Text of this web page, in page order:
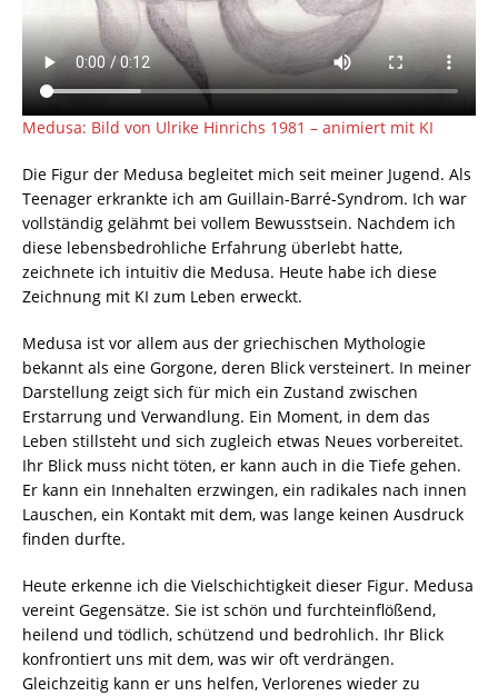
Medusa: Bild von Ulrike Hinrichs 1981 – animiert mit KI
Die Figur der Medusa begleitet mich seit meiner Jugend. Als
Teenager erkrankte ich am Guillain-Barré-Syndrom. Ich war
vollständig gelähmt bei vollem Bewusstsein. Nachdem ich
diese lebensbedrohliche Erfahrung überlebt hatte,
zeichnete ich intuitiv die Medusa. Heute habe ich diese
Zeichnung mit KI zum Leben erweckt.
Medusa ist vor allem aus der griechischen Mythologie
bekannt als eine Gorgone, deren Blick versteinert. In meiner
Darstellung zeigt sich für mich ein Zustand zwischen
Erstarrung und Verwandlung. Ein Moment, in dem das
Leben stillsteht und sich zugleich etwas Neues vorbereitet.
Ihr Blick muss nicht töten, er kann auch in die Tiefe gehen.
Er kann ein Innehalten erzwingen, ein radikales nach innen
Lauschen, ein Kontakt mit dem, was lange keinen Ausdruck
finden durfte.
Heute erkenne ich die Vielschichtigkeit dieser Figur. Medusa
vereint Gegensätze. Sie ist schön und furchteinflößend,
heilend und tödlich, schützend und bedrohlich. Ihr Blick
konfrontiert uns mit dem, was wir oft verdrängen.
Gleichzeitig kann er uns helfen, Verlorenes wieder zu